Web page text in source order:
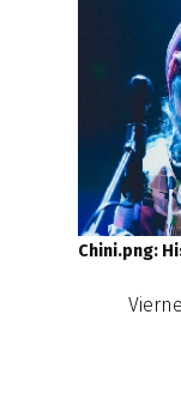
Chini.png: